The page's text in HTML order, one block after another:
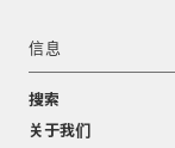
信息
搜索
关于我们